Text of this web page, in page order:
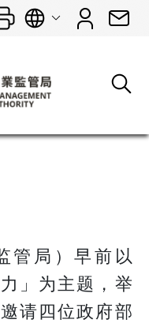
管局）早前以
」为主题，举
请四位政府部